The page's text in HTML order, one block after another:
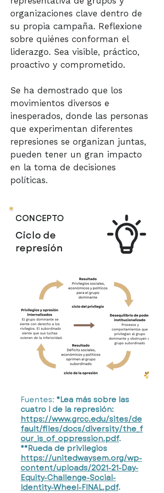
organizaciones clave dentro de
su propia campaña. Reflexione
sobre quiénes conforman el
liderazgo. Sea visible, práctico,
proactivo y comprometido.
Se ha demostrado que los
movimientos diversos e
inesperados, donde las personas
que experimentan diferentes
represiones se organizan juntas,
pueden tener un gran impacto
en la toma de decisiones
políticas.
Ciclo de
represión
CONCEPTO
Fuentes: *Lea más sobre las
cuatro I de la represión:
https://www.grcc.edu/sites/de
fault/files/docs/diversity/the_f
our_is_of_oppression.pdf.
**Rueda de privilegios
https://unitedwaysem.org/wp-
content/uploads/2021-21-Day-
Equity-Challenge-Social-
Identity-Wheel-FINAL.pdf.